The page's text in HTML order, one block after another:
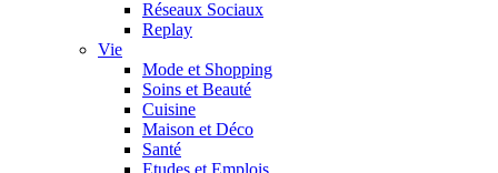
Réseaux Sociaux
Replay
Vie
Mode et Shopping
Soins et Beauté
Cuisine
Maison et Déco
Santé
Etudes et Emplois